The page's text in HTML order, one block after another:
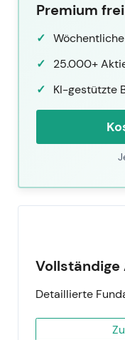
Premium
25.000+
KI-gestützte
Vollständige
Detaillierte